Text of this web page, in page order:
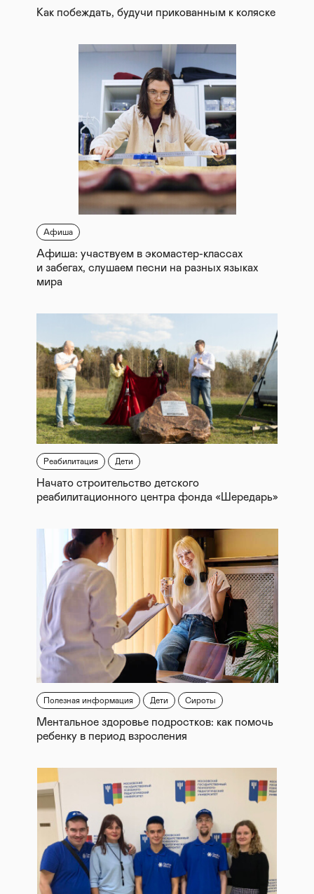
Как побеждать, будучи прикованным к коляске
Афиша
Афиша: участвуем в экомастер-классах
и забегах, слушаем песни на разных языках
мира
Реабилитация Дети
Начато строительство детского
реабилитационного центра фонда «Шередарь»
Полезная информация Дети Сироты
Ментальное здоровье подростков: как помочь
ребенку в период взросления